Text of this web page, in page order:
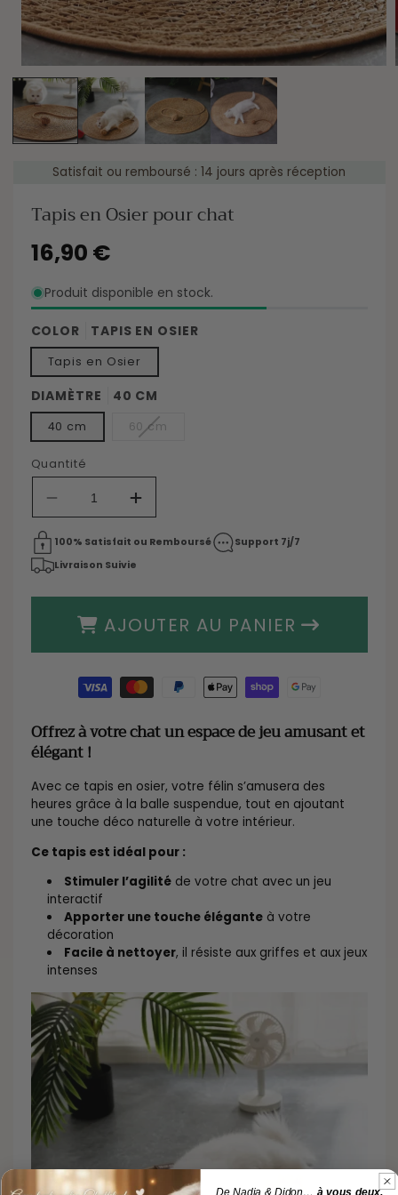
Satisfait ou remboursé : 14 jours après réception
Tapis en Osier pour chat
Prix
16,90 €
Produit disponible en stock.
COLOR TAPIS EN OSIER
Tapis en Osier
DIAMÈTRE 40 CM
40 cm 60 cm
Quantité
Réduire
la
quantité
de
Tapis
pour
Augmenter
la
quantité
Tapis
pour
100% Satisfait ou Remboursé
Support 7j/7
Livraison Suivie
AJOUTER AU PANIER
Offrez à votre chat un espace de jeu amusant et
élégant !
Avec ce tapis en osier, votre félin s’amusera des
heures grâce à la balle suspendue, tout en ajoutant
une touche déco naturelle à votre intérieur.
Ce tapis est idéal pour :
Stimuler l’agilité de votre chat avec un jeu
interactif
Apporter une touche élégante à votre
décoration
Facile à nettoyer, il résiste aux griffes et aux jeux
intenses
De Nadia & Didon… à vous deux.